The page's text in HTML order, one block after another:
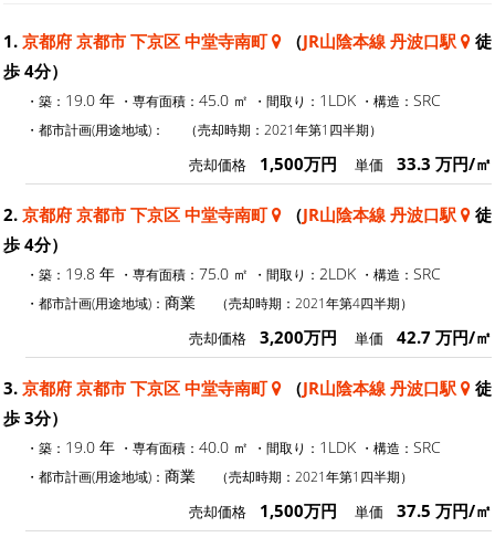
1. 京都府 京都市 下京区 中堂寺南町 （JR山陰本線 丹波口駅
徒
歩 4分）
・築： 19.0 年 ・専有面積： 45.0 ㎡ ・間取り： 1LDK ・構造： SRC
・都市計画(用途地域)： （売却時期：2021年第1四半期）
売却価格 1,500万円 単価 33.3 万円/㎡
2. 京都府 京都市 下京区 中堂寺南町 （JR山陰本線 丹波口駅
徒
歩 4分）
・築： 19.8 年 ・専有面積： 75.0 ㎡ ・間取り： 2LDK ・構造： SRC
・都市計画(用途地域)： 商業 （売却時期：2021年第4四半期）
売却価格 3,200万円 単価 42.7 万円/㎡
3. 京都府 京都市 下京区 中堂寺南町 （JR山陰本線 丹波口駅
徒
歩 3分）
・築： 19.0 年 ・専有面積： 40.0 ㎡ ・間取り： 1LDK ・構造： SRC
・都市計画(用途地域)： 商業 （売却時期：2021年第1四半期）
売却価格 1,500万円 単価 37.5 万円/㎡